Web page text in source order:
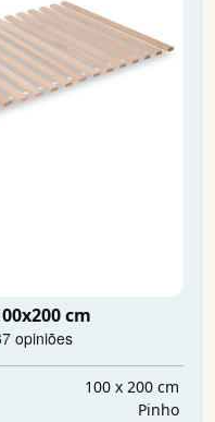
cm
100 x 200 cm
Pinho